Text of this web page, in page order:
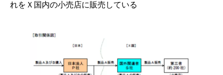
れをＸ国内の小売店に販売している